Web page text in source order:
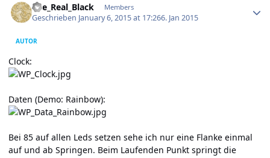
The_Real_Black Members
Geschrieben January 6, 2015 at 17:266. Jan 2015
AUTOR
Clock:
Daten (Demo: Rainbow):
Bei 85 auf allen Leds setzen sehe ich nur eine Flanke einmal
auf und ab Springen. Beim Laufenden Punkt springt die